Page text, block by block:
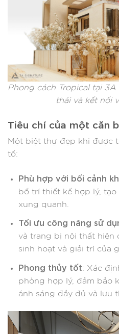
Phong cách Tropical tại
thái và kết nối
Tiêu chí của một căn
Một biệt thự đẹp khi được
tố:​
Phù hợp với bối cảnh
bố trí thiết kế hợp lý,
xung quanh.​
Tối ưu công năng sử
và trang bị nội thất hiện
sinh hoạt và giải trí của
Phong thủy tốt: Xác
phòng hợp lý, đảm bảo
ánh sáng đầy đủ và lưu